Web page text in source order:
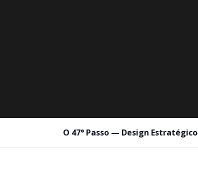
O 47° Passo — Design Estratégico